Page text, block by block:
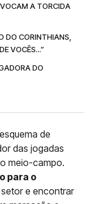
A TORCIDA
DO CORINTHIANS,
VOCÊS...”
DO
de
das jogadas
meio-campo.
para o
e encontrar